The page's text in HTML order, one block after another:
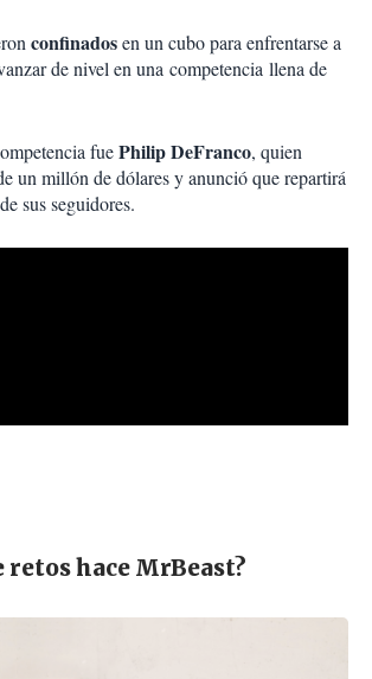
confinadosen un cubo para enfrentarse a
de nivel en una competencia llena de
fuePhilip DeFranco, quien
un millón de dólares y anunció que repartirá
sus seguidores.
retos hace MrBeast?